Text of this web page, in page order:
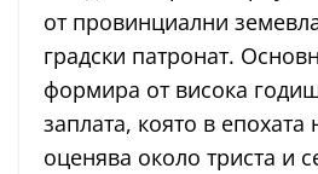
от провинциални
градски патронат.
формира от висока
заплата, която в
оценява около триста и